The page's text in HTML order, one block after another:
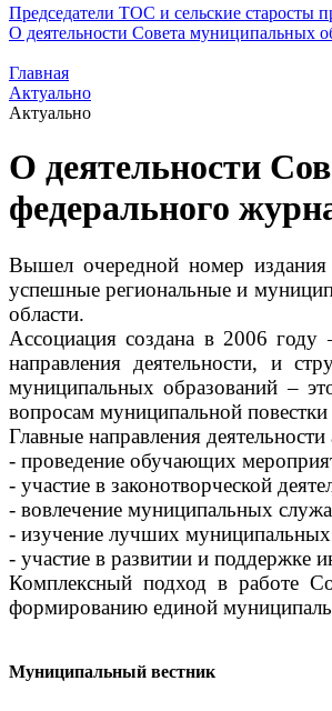
Председатели ТОС и сельские старосты
О деятельности Совета муниципальных
Главная
Актуально
Актуально
О деятельности
федерального
Вышел очередной номер
успешные региональные и
области.
Ассоциация создана в 2006 году
направления деятельности, и
муниципальных образований –
вопросам муниципальной
Главные направления деятельности
- проведение обучающих
- участие в законотворческой
- вовлечение муниципальных
- изучение лучших муниципальных
- участие в развитии и поддержке
Комплексный подход в работе
формированию единой
Муниципальный